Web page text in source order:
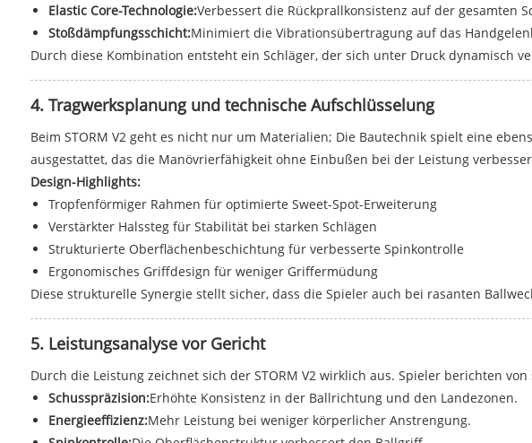
Elastic Core-Technologie:Verbessert die Rückprallkonsistenz auf der gesamten
Stoßdämpfungsschicht:Minimiert die Vibrationsübertragung auf das
Durch diese Kombination entsteht ein Schläger, der sich unter Druck dynamisch
4. Tragwerksplanung und technische Aufschlüsselung
Beim STORM V2 geht es nicht nur um Materialien; Die Bautechnik spielt eine
ausgestattet, das die Manövrierfähigkeit ohne Einbußen bei der Leistung
Design-Highlights:
Tropfenförmiger Rahmen für optimierte Sweet-Spot-Erweiterung
Verstärkter Halssteg für Stabilität bei starken Schlägen
Strukturierte Oberflächenbeschichtung für verbesserte Spinkontrolle
Ergonomisches Griffdesign für weniger Griffermüdung
Diese strukturelle Synergie stellt sicher, dass die Spieler auch bei rasanten
5. Leistungsanalyse vor Gericht
Durch die Leistung zeichnet sich der STORM V2 wirklich aus. Spieler berichten
Schusspräzision:Erhöhte Konsistenz in der Ballrichtung und den Landezonen.
Energieeffizienz:Mehr Leistung bei weniger körperlicher Anstrengung.